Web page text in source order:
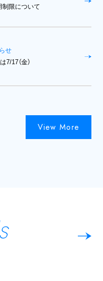
制限について
せ
7/17（金）
View More